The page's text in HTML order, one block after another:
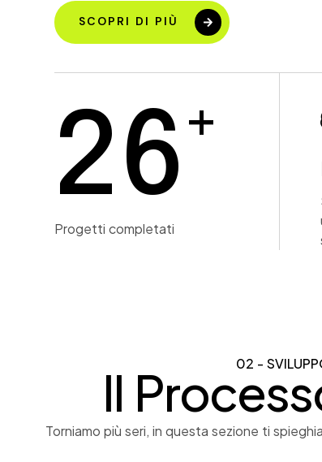
SCOPRI DI PIÙ
30+
Progetti completati
02 -
Il
Torniamo più seri, in questa sezione ti